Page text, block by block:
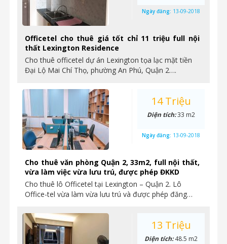
Officetel cho thuê giá tốt chỉ 11 triệu full nội
thất Lexington Residence
Cho thuê officetel dự án Lexington tọa lạc mặt tiền
Đại Lộ Mai Chí Thọ, phường An Phú, Quận 2….
Ngày đăng: 13-09-2018
Cho thuê văn phòng Quận 2, 33m2, full nội thất,
vừa làm việc vừa lưu trú, được phép ĐKKD
Cho thuê lô Officetel tại Lexington – Quận 2. Lô
Office-tel vừa làm vừa lưu trú và được phép đăng…
14 Triệu
Diện tích:33 m2
Ngày đăng: 13-09-2018
13 Triệu
Diện tích:48.5 m2